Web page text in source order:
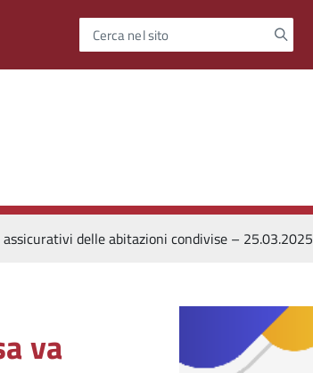
Cerca nel sito
delle abitazioni condivise – 25.03.2025
va